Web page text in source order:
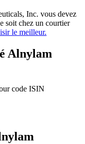
Inc. vous devez
soit chez un courtier
le meilleur.
Alnylam
code ISIN